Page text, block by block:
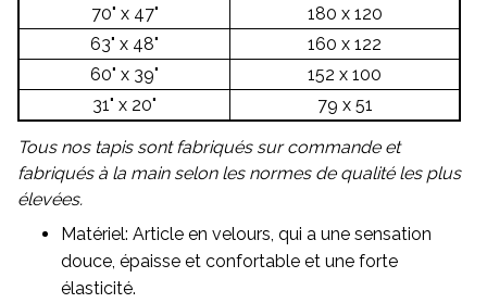
70" x 47"
180 x 120
63" x 48"
160 x 122
60" x 39"
152 x 100
31" x 20"
79 x 51
Tous nos tapis sont fabriqués sur commande et
fabriqués à la main selon les normes de qualité les plus
élevées.
Matériel: Article en velours, qui a une sensation
douce, épaisse et confortable et une forte
élasticité.